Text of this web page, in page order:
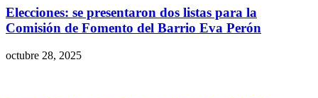
Elecciones: se presentaron dos listas para la
Comisión de Fomento del Barrio Eva Perón
octubre 28, 2025